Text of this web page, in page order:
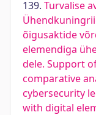
139. Turvalise
õigusaktide
elemendiga
dele. Support
comparative
cybersecurity
with digital